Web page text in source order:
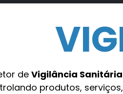
de Vigilância Sanitária
produtos,